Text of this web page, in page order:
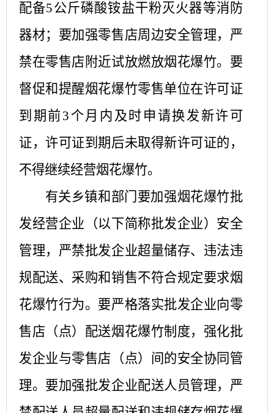
配备5公斤磷酸铵盐干粉灭火器等消防
器材；要加强零售店周边安全管理，严
禁在零售店附近试放燃放烟花爆竹。要
督促和提醒烟花爆竹零售单位在许可证
到期前3个月内及时申请换发新许可
证，许可证到期后未取得新许可证的，
不得继续经营烟花爆竹。
有关乡镇和部门要加强烟花爆竹批
发经营企业（以下简称批发企业）安全
管理，严禁批发企业超量储存、违法违
规配送、采购和销售不符合规定要求烟
花爆竹行为。要严格落实批发企业向零
售店（点）配送烟花爆竹制度，强化批
发企业与零售店（点）间的安全协同管
理。要加强批发企业配送人员管理，严